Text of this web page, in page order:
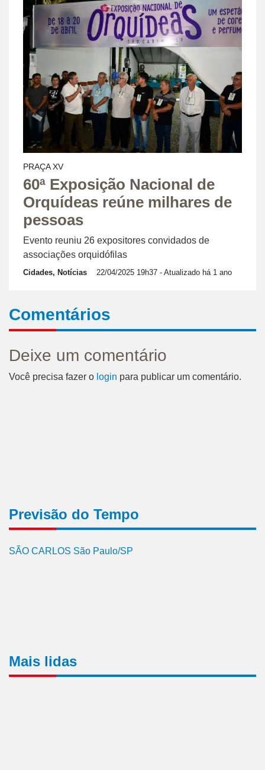
PRAÇA XV
60ª Exposição Nacional de
Orquídeas reúne milhares de
pessoas
Evento reuniu 26 expositores convidados de
associações orquidófilas
Cidades, Notícias 22/04/2025 19h37 - Atualizado há 1 ano
Comentários
Deixe um comentário
Você precisa fazer o login para publicar um comentário.
Previsão do Tempo
SÃO CARLOS São Paulo/SP
Mais lidas